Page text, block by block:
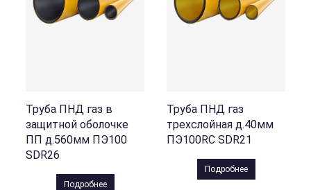
Труба ПНД газ в
защитной оболочке
ПП д.560мм ПЭ100
SDR26
Подробнее
Труба ПНД газ
трехслойная д.40мм
ПЭ100RC SDR21
Подробнее